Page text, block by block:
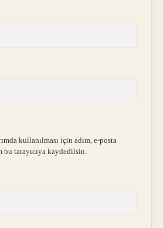
kullanılması için adım, e-posta
bu tarayıcıya kaydedilsin.